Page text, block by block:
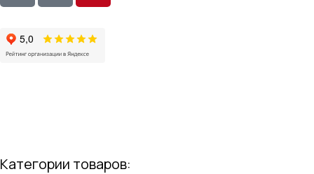
Категории товаров: